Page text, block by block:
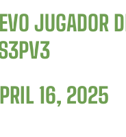
JUGADOR
16, 2025